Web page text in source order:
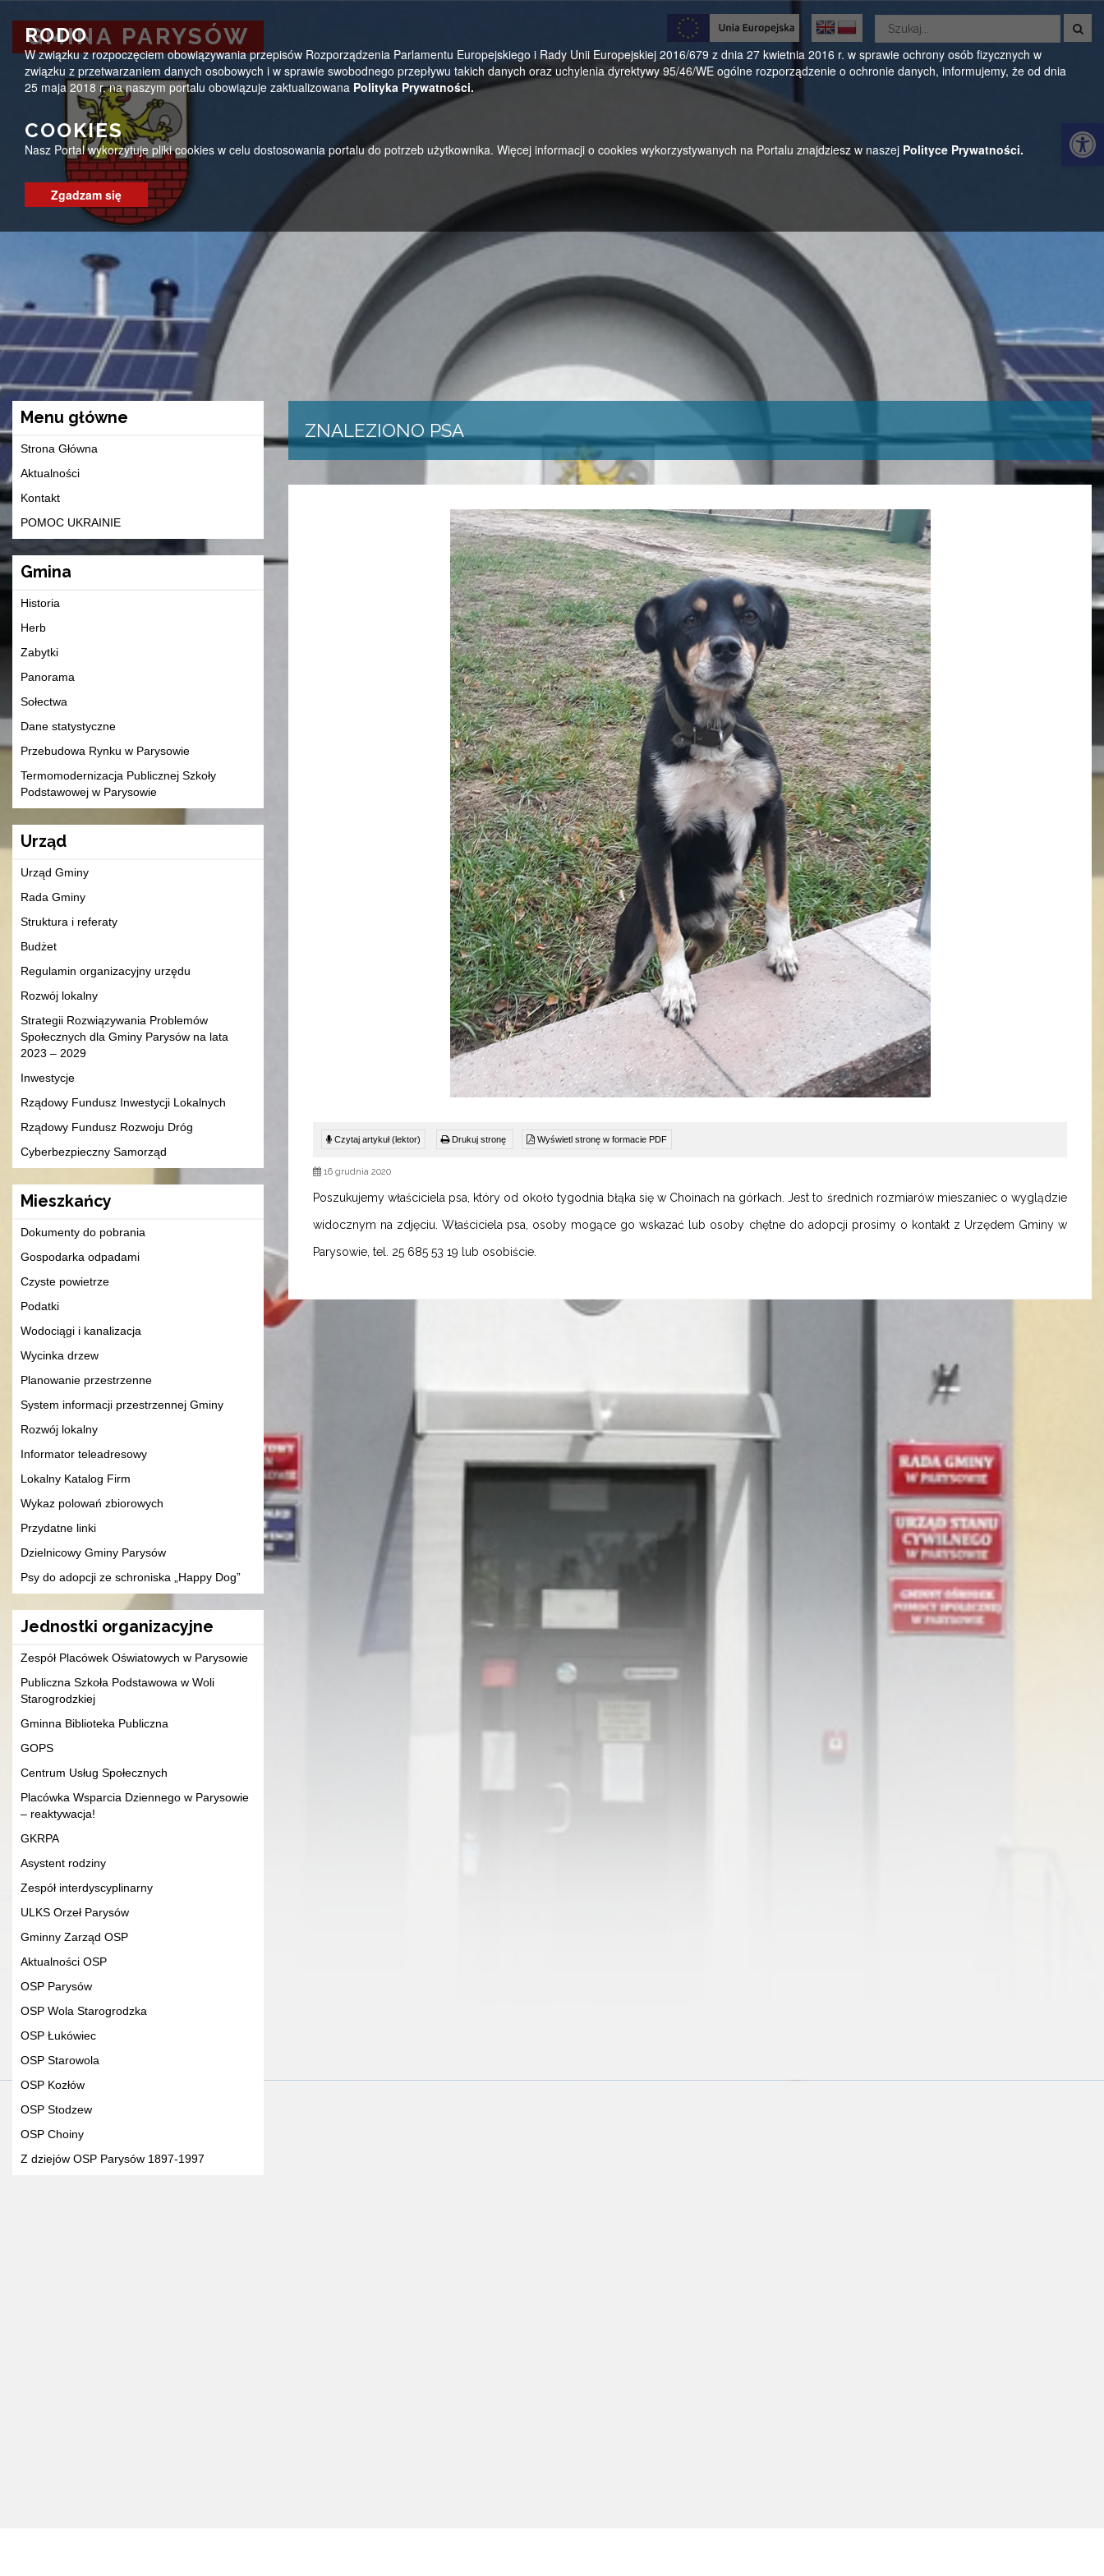
RODO
W związku z rozpoczęciem obowiązywania przepisów Rozporządzenia Parlamentu Europejskiego i Rady Unii Europejskiej 2016/679 z dnia 27 kwietnia 2016 r. w sprawie ochrony osób fizycznych w
związku z przetwarzaniem danych osobowych i w sprawie swobodnego przepływu takich danych oraz uchylenia dyrektywy 95/46/WE ogólne rozporządzenie o ochronie danych, informujemy, że od dnia
25 maja 2018 r. na naszym portalu obowiązuje zaktualizowana Polityka Prywatności.
COOKIES
Nasz Portal wykorzytuje pliki cookies w celu dostosowania portalu do potrzeb użytkownika. Więcej informacji o cookies wykorzystywanych na Portalu znajdziesz w naszej Polityce Prywatności.
Zgadzam się
GMINA PARYSÓW
Oficjalny serwis Gminy Parysów
ul. Kościuszki 28, 08-441 Parysów, mazowieckie
GMINA PARYSÓW
Wyszukaj
serwisie
Menu główne
Strona Główna
Aktualności
Kontakt
POMOC UKRAINIE
Gmina
Historia
Herb
Zabytki
Panorama
Sołectwa
Dane statystyczne
Przebudowa Rynku w Parysowie
Termomodernizacja Publicznej Szkoły
Podstawowej w Parysowie
Urząd
Urząd Gminy
Rada Gminy
Struktura i referaty
Budżet
Regulamin organizacyjny urzędu
Rozwój lokalny
Strategii Rozwiązywania Problemów
Społecznych dla Gminy Parysów na lata
2023 – 2029
Inwestycje
Rządowy Fundusz Inwestycji Lokalnych
Rządowy Fundusz Rozwoju Dróg
Cyberbezpieczny Samorząd
Mieszkańcy
Dokumenty do pobrania
Gospodarka odpadami
Czyste powietrze
Podatki
Wodociągi i kanalizacja
Wycinka drzew
Planowanie przestrzenne
System informacji przestrzennej Gminy
Rozwój lokalny
Informator teleadresowy
Lokalny Katalog Firm
Wykaz polowań zbiorowych
Przydatne linki
Dzielnicowy Gminy Parysów
Psy do adopcji ze schroniska „Happy Dog”
Jednostki organizacyjne
Zespół Placówek Oświatowych w Parysowie
Publiczna Szkoła Podstawowa w Woli
Starogrodzkiej
Gminna Biblioteka Publiczna
GOPS
Centrum Usług Społecznych
Placówka Wsparcia Dziennego w Parysowie
– reaktywacja!
GKRPA
Asystent rodziny
Zespół interdyscyplinarny
ULKS Orzeł Parysów
Gminny Zarząd OSP
Aktualności OSP
OSP Parysów
OSP Wola Starogrodzka
OSP Łukówiec
OSP Starowola
OSP Kozłów
OSP Stodzew
OSP Choiny
Z dziejów OSP Parysów 1897-1997
ZNALEZIONO PSA
Czytaj artykuł (lektor) Drukuj stronę Wyświetl stronę w formacie PDF
16 grudnia 2020
Poszukujemy właściciela psa, który od około tygodnia błąka się w Choinach na górkach. Jest to średnich rozmiarów mieszaniec o wyglądzie
widocznym na zdjęciu. Właściciela psa, osoby mogące go wskazać lub osoby chętne do adopcji prosimy o kontakt z Urzędem Gminy w
Parysowie, tel. 25 685 53 19 lub osobiście.